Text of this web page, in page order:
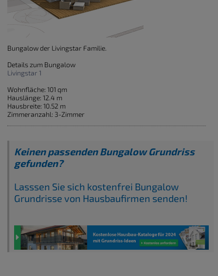
Bungalow der Livingstar Familie.
Details zum Bungalow
Livingstar 1
Wohnfläche: 101 qm
Hauslänge: 12.4 m
Hausbreite: 10.52 m
Zimmeranzahl: 3-Zimmer
Keinen passenden Bungalow Grundriss
gefunden?
Lasssen Sie sich kostenfrei Bungalow
Grundrisse von Hausbaufirmen senden!